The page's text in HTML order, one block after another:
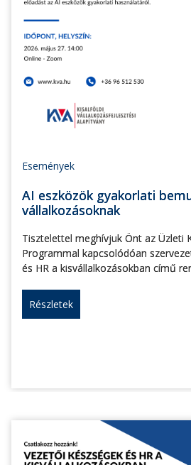
Események
AI eszközök gyakorlati
vállalkozásoknak
Tisztelettel meghívjuk Önt az Üzleti
Programmal kapcsolódóan
és HR a kisvállalkozásokban című
Részletek